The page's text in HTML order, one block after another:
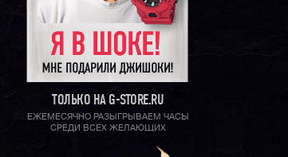
ТОЛЬКО НА G-STORE.RU
ЕЖЕМЕСЯЧНО РАЗЫГРЫВАЕМ ЧАСЫ
СРЕДИ ВСЕХ ЖЕЛАЮЩИХ